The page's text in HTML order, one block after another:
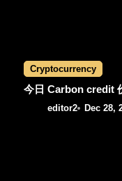
Cryptocurrency
今日 Carbon credit
editor2 Dec 28,